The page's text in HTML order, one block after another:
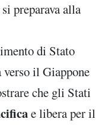
preparava alla
di Stato
verso il Giappone
che gli Stati
e libera per il